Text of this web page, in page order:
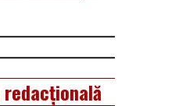
redacțională